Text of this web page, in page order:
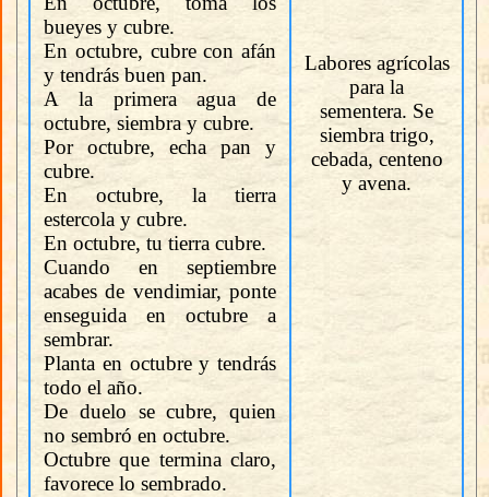
bueyes y cubre.
En octubre, cubre con afán
y tendrás buen pan.
A la primera agua de
octubre, siembra y cubre.
Por octubre, echa pan y
cubre.
En octubre, la tierra
estercola y cubre.
En octubre, tu tierra cubre.
Cuando en septiembre
acabes de vendimiar, ponte
enseguida en octubre a
sembrar.
Planta en octubre y tendrás
todo el año.
De duelo se cubre, quien
no sembró en octubre.
Octubre que termina claro,
favorece lo sembrado.
Labores agrícolas
para la
sementera. Se
siembra trigo,
cebada, centeno
y avena.